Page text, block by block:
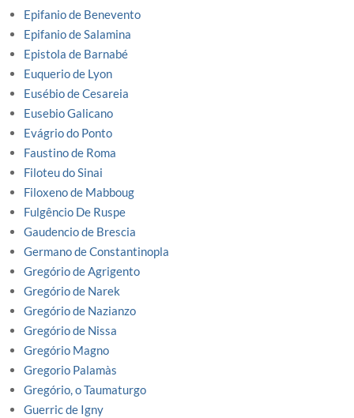
Epifanio de Benevento
Epifanio de Salamina
Epistola de Barnabé
Euquerio de Lyon
Eusébio de Cesareia
Eusebio Galicano
Evágrio do Ponto
Faustino de Roma
Filoteu do Sinai
Filoxeno de Mabboug
Fulgêncio De Ruspe
Gaudencio de Brescia
Germano de Constantinopla
Gregório de Agrigento
Gregório de Narek
Gregório de Nazianzo
Gregório de Nissa
Gregório Magno
Gregorio Palamàs
Gregório, o Taumaturgo
Guerric de Igny